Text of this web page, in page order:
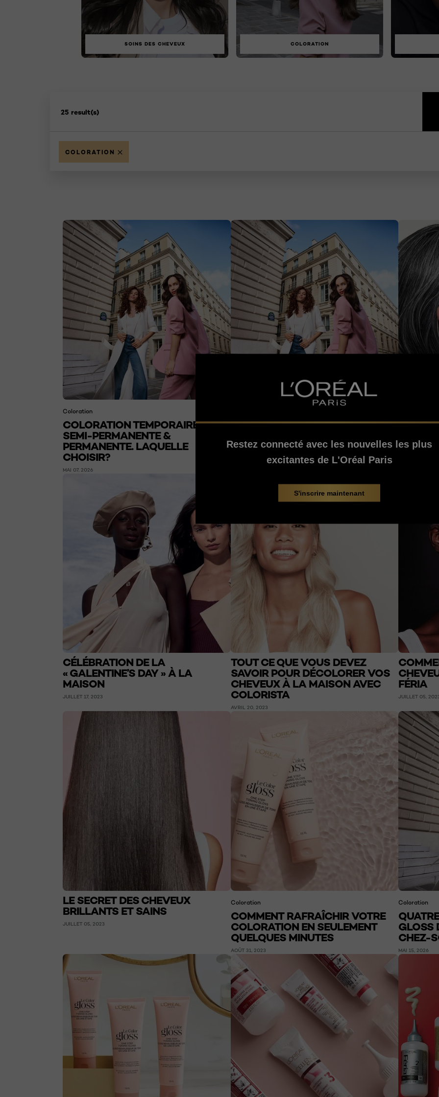
SOINS DES CHEVEUX COLORATION
25 result(s)
COLORATION
Coloration
COLORATION TEMPORAIRE,
SEMI-PERMANENTE &
PERMANENTE. LAQUELLE
CHOISIR?
MAI 07, 2026
COLORATION SEMI-
TEMPS DURE-T-ELLE ?
CÉLÉBRATION DE LA
« GALENTINE’S DAY » À LA
MAISON
JUILLET 17, 2023
TOUT CE QUE VOUS DEVEZ
SAVOIR POUR DÉCOLORER VOS
CHEVEUX À LA MAISON AVEC
COLORISTA
AVRIL 20, 2023
FÉRIA
JUILLET 05,
LE SECRET DES CHEVEUX
BRILLANTS ET SAINS
JUILLET 05, 2023
Coloration
COMMENT RAFRAÎCHIR VOTRE
COLORATION EN SEULEMENT
QUELQUES MINUTES
AOÛT 31, 2023
Coloration
GLOSS
CHEZ-
MAI 15, 2026
Restez connecté avec les nouvelles les plus
excitantes de L'Oréal Paris
S'inscrire maintenant